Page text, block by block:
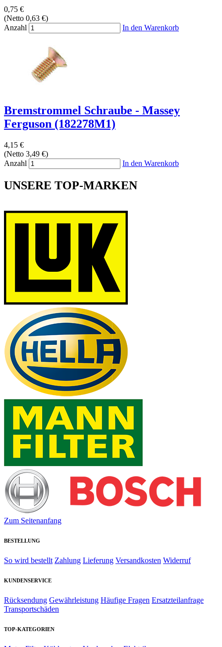
0,75 €
(Netto 0,63 €)
Anzahl
In den Warenkorb
Bremstrommel Schraube - Massey
Ferguson (182278M1)
4,15 €
(Netto 3,49 €)
Anzahl
In den Warenkorb
UNSERE TOP-MARKEN
Zum Seitenanfang
BESTELLUNG
So wird bestellt Zahlung Lieferung Versandkosten Widerruf
KUNDENSERVICE
Rücksendung Gewährleistung Häufige Fragen Ersatzteilanfrage
Transportschäden
TOP-KATEGORIEN